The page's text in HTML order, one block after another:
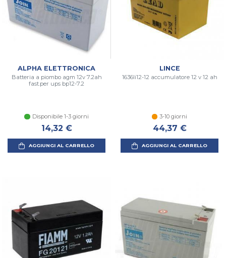
ALPHA ELETTRONICA
Batteria a piombo agm 12v 7.2ah
fast.per ups bp12-7.2
Disponibile 1-3 giorni
14,32 €
AGGIUNGI AL CARRELLO
LINCE
1636li12-12 accumulatore 12 v 12 ah
3-10 giorni
44,37 €
AGGIUNGI AL CARRELLO